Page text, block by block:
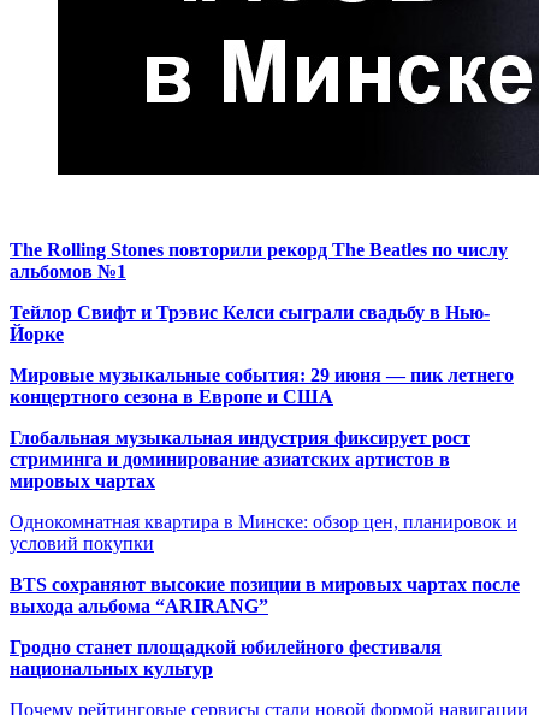
The Rolling Stones повторили рекорд The Beatles по числу
альбомов №1
Тейлор Свифт и Трэвис Келси сыграли свадьбу в Нью-
Йорке
Мировые музыкальные события: 29 июня — пик летнего
концертного сезона в Европе и США
Глобальная музыкальная индустрия фиксирует рост
стриминга и доминирование азиатских артистов в
мировых чартах
Однокомнатная квартира в Минске: обзор цен, планировок и
условий покупки
BTS сохраняют высокие позиции в мировых чартах после
выхода альбома “ARIRANG”
Гродно станет площадкой юбилейного фестиваля
национальных культур
Почему рейтинговые сервисы стали новой формой навигации